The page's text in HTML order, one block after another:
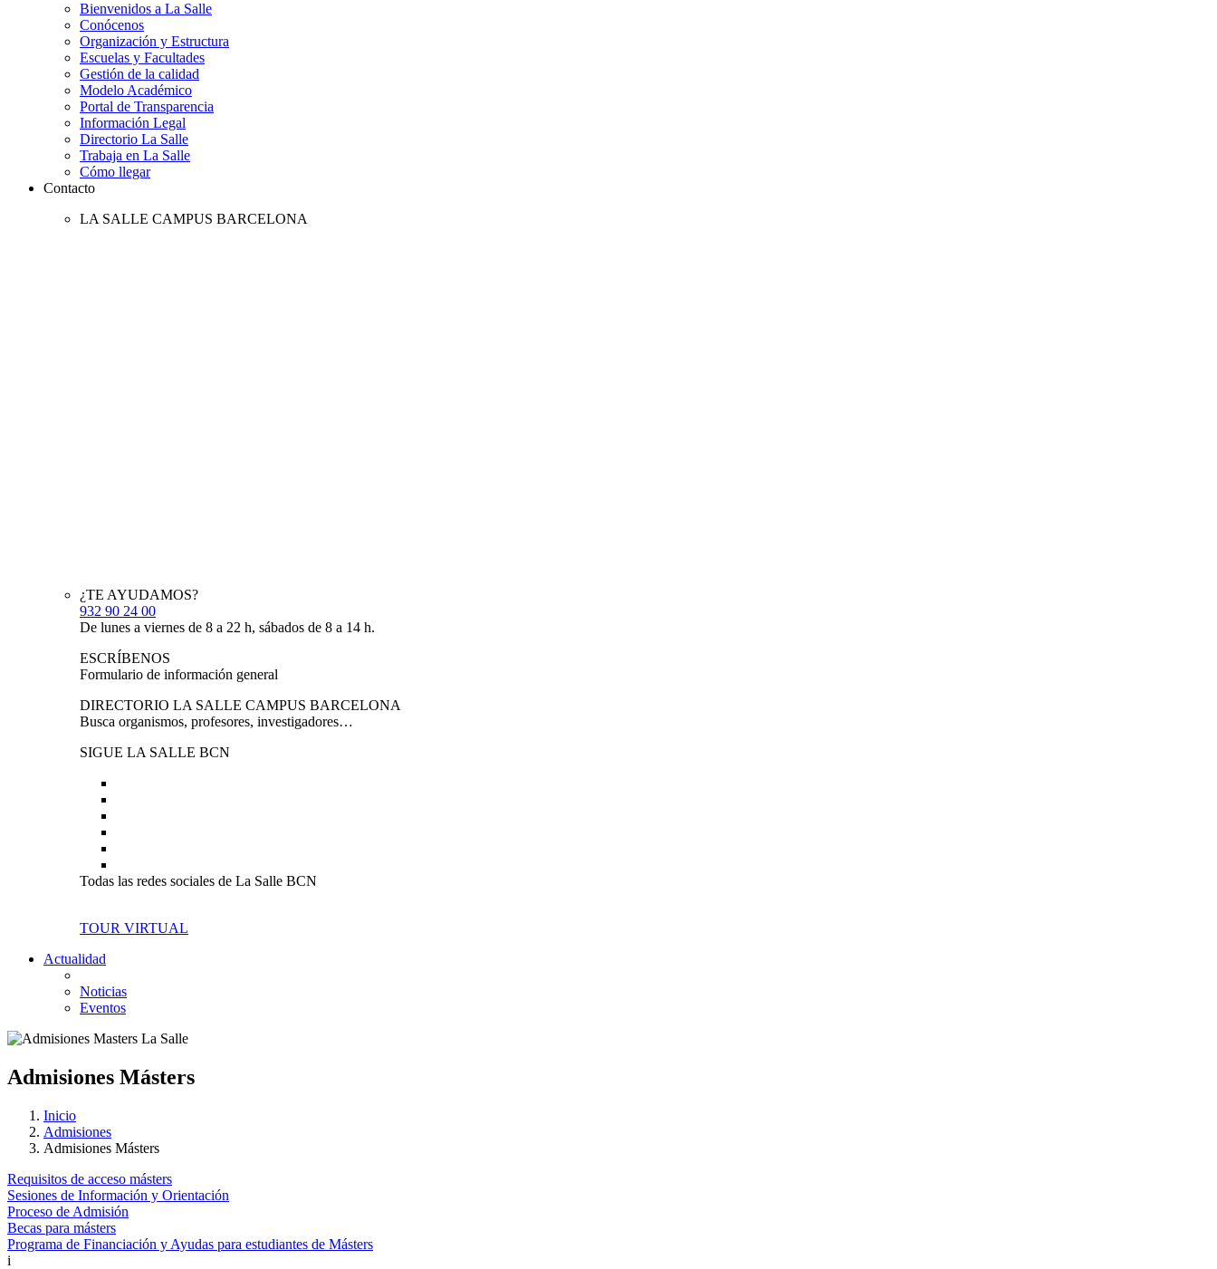
Bienvenidos a La Salle
Conócenos
Organización y Estructura
Escuelas y Facultades
Gestión de la calidad
Modelo Académico
Portal de Transparencia
Información Legal
Directorio La Salle
Trabaja en La Salle
Cómo llegar
Contacto
LA SALLE CAMPUS BARCELONA
¿TE AYUDAMOS?
932 90 24 00
De lunes a viernes de 8 a 22 h, sábados de 8 a 14 h.
ESCRÍBENOS
Formulario de información general
DIRECTORIO LA SALLE CAMPUS BARCELONA
Busca organismos, profesores, investigadores…
SIGUE LA SALLE BCN
Todas las redes sociales de La Salle BCN
TOUR VIRTUAL
Actualidad
Noticias
Eventos
Admisiones Másters
Inicio
Admisiones
Admisiones Másters
Requisitos de acceso másters
Sesiones de Información y Orientación
Proceso de Admisión
Becas para másters
Programa de Financiación y Ayudas para estudiantes de Másters
i